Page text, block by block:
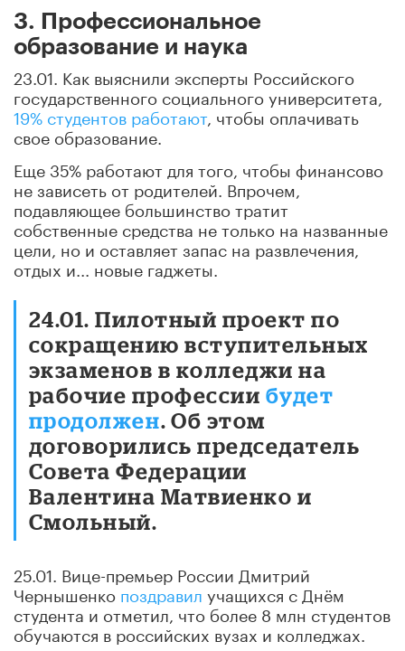
3. Профессиональное
образование и наука
23.01. Как выяснили эксперты Российского
государственного социального университета,
19% студентов работают, чтобы оплачивать
свое образование.
Еще 35% работают для того, чтобы финансово
не зависеть от родителей. Впрочем,
подавляющее большинство тратит
собственные средства не только на названные
цели, но и оставляет запас на развлечения,
отдых и... новые гаджеты.
24.01. Пилотный проект по
сокращению вступительных
экзаменов в колледжи на
рабочие профессии будет
продолжен. Об этом
договорились председатель
Совета Федерации
Валентина Матвиенко и
Смольный.
25.01. Вице-премьер России Дмитрий
Чернышенкопоздравил учащихся с Днём
студента и отметил, что более 8 млн студентов
обучаются в российских вузах и колледжах.